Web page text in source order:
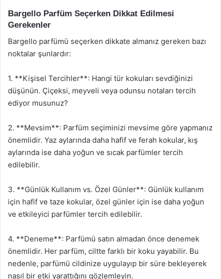
Bargello Parfüm Seçerken Dikkat Edilmesi
Gerekenler
Bargello parfümü seçerken dikkate almanız gereken bazı
noktalar şunlardır:
1. **Kişisel Tercihler**: Hangi tür kokuları sevdiğinizi
düşünün. Çiçeksi, meyveli veya odunsu notaları tercih
ediyor musunuz?
2. **Mevsim**: Parfüm seçiminizi mevsime göre yapmanız
önemlidir. Yaz aylarında daha hafif ve ferah kokular, kış
aylarında ise daha yoğun ve sıcak parfümler tercih
edilebilir.
3. **Günlük Kullanım vs. Özel Günler**: Günlük kullanım
için hafif ve taze kokular, özel günler için ise daha yoğun
ve etkileyici parfümler tercih edilebilir.
4. **Deneme**: Parfümü satın almadan önce denemek
önemlidir. Her parfüm, ciltte farklı bir koku yayabilir. Bu
nedenle, parfümü cildinize uygulayıp bir süre bekleyerek
nasıl bir etki yarattığını gözlemleyin.